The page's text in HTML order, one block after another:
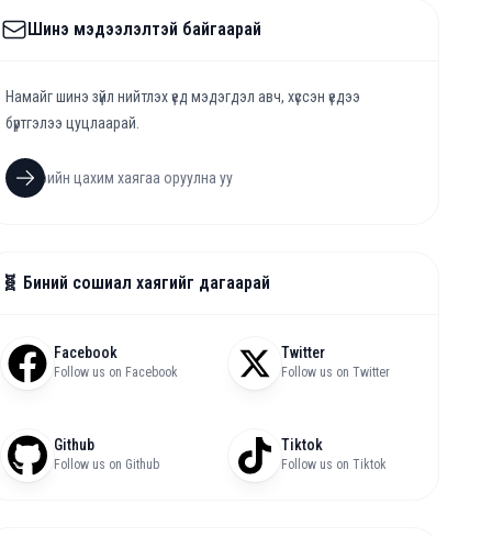
Шинэ мэдээлэлтэй байгаарай
Намайг шинэ зүйл нийтлэх үед мэдэгдэл авч, хүссэн үедээ
бүртгэлээ цуцлаарай.
🧬 Биний сошиал хаягийг дагаарай
Facebook
Follow us on Facebook
Twitter
Follow us on Twitter
Github
Follow us on Github
Tiktok
Follow us on Tiktok